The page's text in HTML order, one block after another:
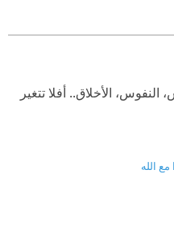
الأخلاق.. أفلا تتغير
مع الله